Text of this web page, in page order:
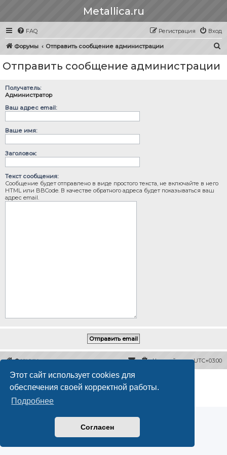
Этот сайт использует cookies для
обеспечения своей корректной работы.
Подробнее
Согласен
Metallica.ru
FAQ Вход
Регистрация
Форумы Отправить сообщение администрации
Отправить сообщение администрации
Получатель:
Администратор
Ваш адрес email:
Ваше имя:
Заголовок:
Текст сообщения:
Сообщение будет отправлено в виде простого текста, не включайте в него
HTML или BBCode. В качестве обратного адреса будет показываться ваш
адрес email.
Форумы Часовой пояс:UTC+03:00
Создано на основеphpBB® Forum Software © phpBB Limited
Русская поддержка phpBB